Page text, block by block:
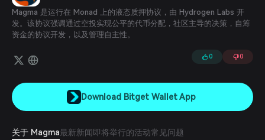
বাংলা
Español
Português (Brasil)
Magma 是运行在 Monad 上的液态质押协议，由 Hydrogen Labs 开
发。该协议强调通过空投实现公平的代币分配，社区主导的决策，自筹
资金的协议开发，以及管理自主性。
0 0
Download Bitget Wallet App
关于 Magma最新新闻即将举行的活动常见问题